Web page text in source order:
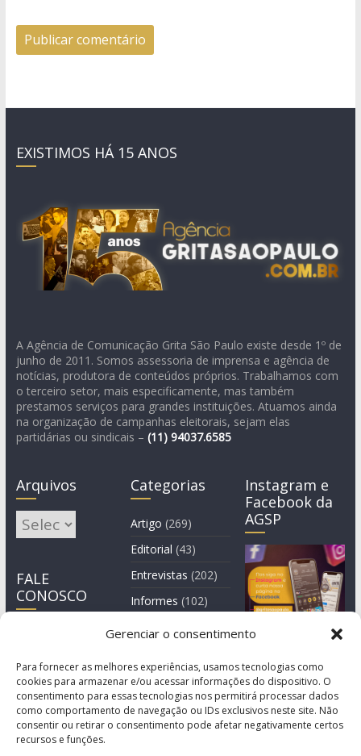
Gerenciar o consentimento
Para fornecer as melhores experiências, usamos tecnologias como
cookies para armazenar e/ou acessar informações do dispositivo. O
consentimento para essas tecnologias nos permitirá processar dados
como comportamento de navegação ou IDs exclusivos neste site. Não
consentir ou retirar o consentimento pode afetar negativamente certos
recursos e funções.
EXISTIMOS HÁ 15 ANOS
A Agência de Comunicação Grita São Paulo existe desde 1º de
junho de 2011. Somos assessoria de imprensa e agência de
notícias, produtora de conteúdos próprios. Trabalhamos com
o terceiro setor, mais especificamente, mas também
prestamos serviços para grandes instituições. Atuamos ainda
na organização de campanhas eleitorais, sejam elas
partidárias ou sindicais – (11) 94037.6585
Arquivos
Arquivos
FALE
CONOSCO
Categorias
Artigo (269)
Editorial (43)
Entrevistas (202)
Informes (102)
Manchete
Instagram e
Facebook da
AGSP